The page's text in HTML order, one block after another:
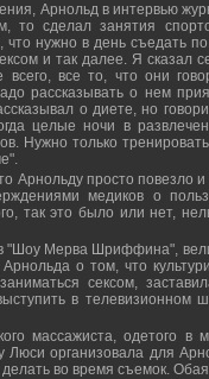
Арнольд в интервью
то сделал занятия
что нужно в день съедать
и так далее. Я сказал
всего, все то, что они
рассказывать о нем
о диете, но
целые ночи в
Нужно только
Арнольду просто повезло
медиков о
так это было или нет,
"Шоу Мерва Шриффина",
о том, что
сексом,
в телевизионном
массажиста, одетого
организовала для
во время съемок.